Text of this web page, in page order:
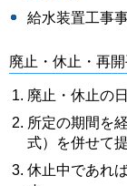
給水装置工事
廃止・休止・再開
廃止・休止の
所定の期間を
式）を併せて
休止中であれ